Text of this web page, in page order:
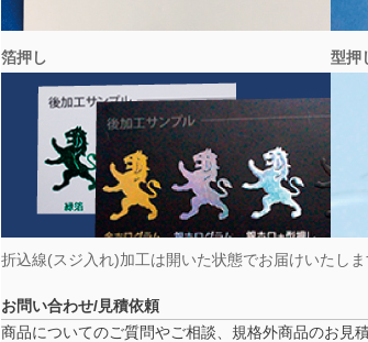
箔押し 型押
折込線(スジ入れ)加工は開いた状態でお届けいたしま
お問い合わせ/見積依頼
商品についてのご質問やご相談、規格外商品のお見